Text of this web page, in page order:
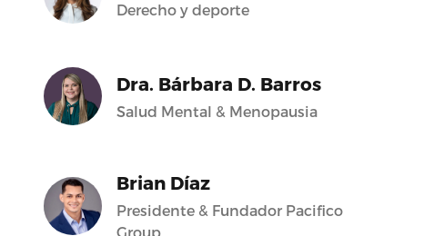
Derecho y deporte
Dra. Bárbara D. Barros
Salud Mental & Menopausia
Brian Díaz
Presidente & Fundador Pacifico
Group